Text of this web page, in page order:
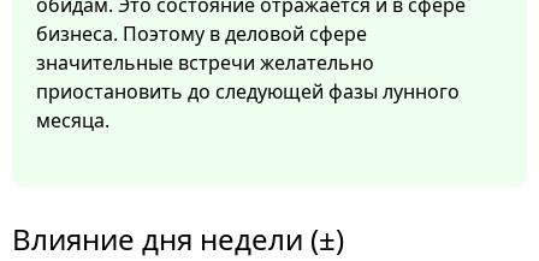
бизнеса. Поэтому в деловой сфере
значительные встречи желательно
приостановить до следующей фазы лунного
месяца.
Влияние дня недели (±)